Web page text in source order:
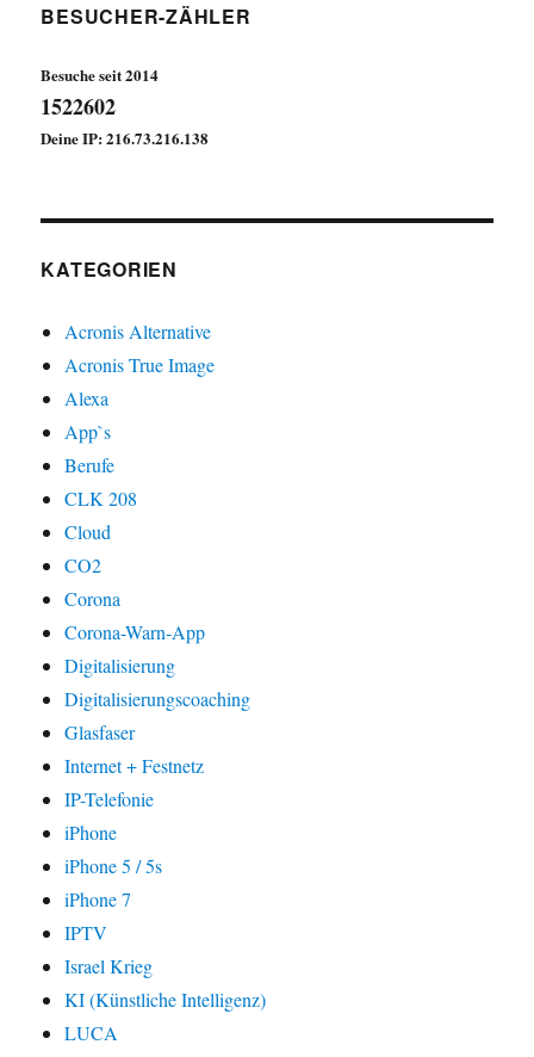
BESUCHER-ZÄHLER
Besuche seit 2014
1522602
Deine IP: 216.73.216.138
KATEGORIEN
Acronis Alternative
Acronis True Image
Alexa
App`s
Berufe
CLK 208
Cloud
CO2
Corona
Corona-Warn-App
Digitalisierung
Digitalisierungscoaching
Glasfaser
Internet + Festnetz
IP-Telefonie
iPhone
iPhone 5 / 5s
iPhone 7
IPTV
Israel Krieg
KI (Künstliche Intelligenz)
LUCA